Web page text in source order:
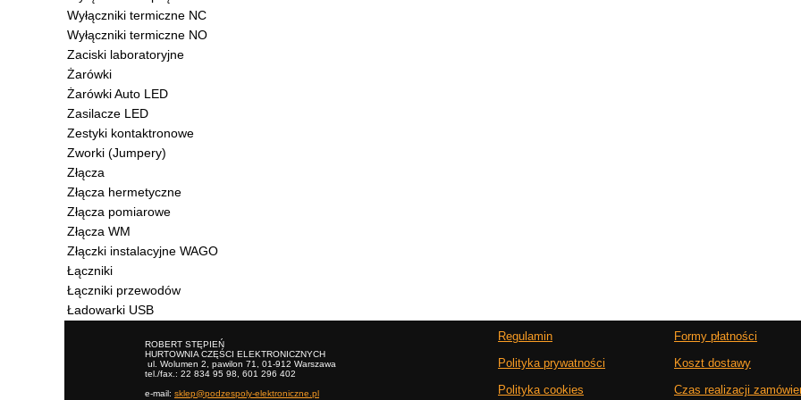
Wyłączniki termiczne NC
Wyłączniki termiczne NO
Zaciski laboratoryjne
Żarówki
Żarówki Auto LED
Zasilacze LED
Zestyki kontaktronowe
Zworki (Jumpery)
Złącza
Złącza hermetyczne
Złącza pomiarowe
Złącza WM
Złączki instalacyjne WAGO
Łączniki
Łączniki przewodów
Ładowarki USB
ROBERT STĘPIEŃ
HURTOWNIA CZĘŚCI ELEKTRONICZNYCH
ul. Wolumen 2, pawilon 71, 01-912 Warszawa
tel./fax.: 22 834 95 98, 601 296 402
e-mail: sklep@podzespoly-elektroniczne.pl
Regulamin
Polityka prywatności
Polityka cookies
Formy płatności
Koszt dostawy
Czas realizacji